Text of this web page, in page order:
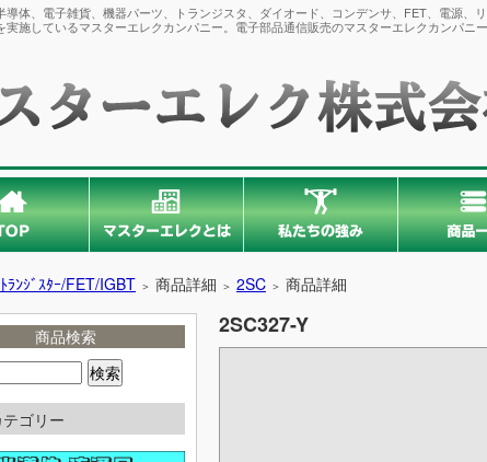
導体、電子雑貨、機器パーツ、トランジスタ、ダイオード、コンデンサ、FET、電源
実施しているマスターエレクカンパニー。電子部品通信販売のマスターエレクカンパニ
ﾄﾗﾝｼﾞｽﾀｰ/FET/IGBT ＞ 商品詳細 ＞ 2SC ＞ 商品詳細
商品検索
ゴリー
2SC327-Y